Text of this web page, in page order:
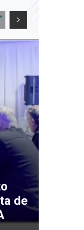
de